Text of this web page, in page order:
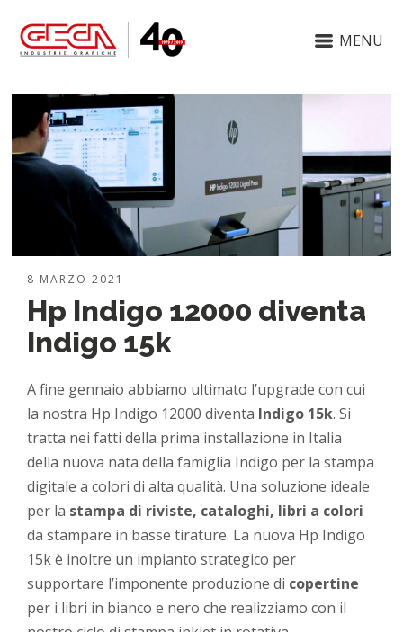
MENU
8 MARZO 2021
Hp Indigo 12000 diventa
Indigo 15k
A fine gennaio abbiamo ultimato l’upgrade con cui
la nostra Hp Indigo 12000 diventa Indigo 15k. Si
tratta nei fatti della prima installazione in Italia
della nuova nata della famiglia Indigo per la stampa
digitale a colori di alta qualità. Una soluzione ideale
per la stampa di riviste, cataloghi, libri a colori
da stampare in basse tirature. La nuova Hp Indigo
15k è inoltre un impianto strategico per
supportare l’imponente produzione di copertine
per i libri in bianco e nero che realizziamo con il